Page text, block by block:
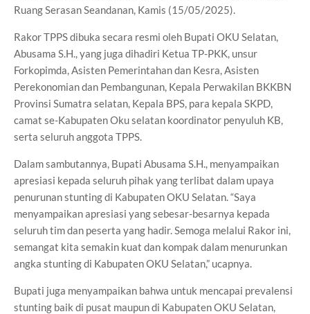
Ruang Serasan Seandanan, Kamis (15/05/2025).
Rakor TPPS dibuka secara resmi oleh Bupati OKU Selatan,
Abusama S.H., yang juga dihadiri Ketua TP-PKK, unsur
Forkopimda, Asisten Pemerintahan dan Kesra, Asisten
Perekonomian dan Pembangunan, Kepala Perwakilan BKKBN
Provinsi Sumatra selatan, Kepala BPS, para kepala SKPD,
camat se-Kabupaten Oku selatan koordinator penyuluh KB,
serta seluruh anggota TPPS.
Dalam sambutannya, Bupati Abusama S.H., menyampaikan
apresiasi kepada seluruh pihak yang terlibat dalam upaya
penurunan stunting di Kabupaten OKU Selatan. “Saya
menyampaikan apresiasi yang sebesar-besarnya kepada
seluruh tim dan peserta yang hadir. Semoga melalui Rakor ini,
semangat kita semakin kuat dan kompak dalam menurunkan
angka stunting di Kabupaten OKU Selatan,” ucapnya.
Bupati juga menyampaikan bahwa untuk mencapai prevalensi
stunting baik di pusat maupun di Kabupaten OKU Selatan,